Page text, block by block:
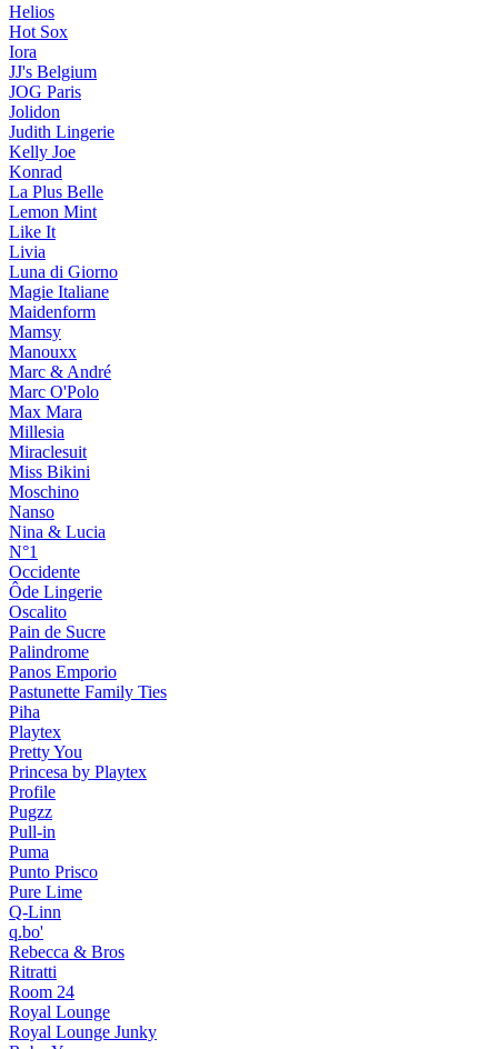
Helios
Hot Sox
Iora
JJ's Belgium
JOG Paris
Jolidon
Judith Lingerie
Kelly Joe
Konrad
La Plus Belle
Lemon Mint
Like It
Livia
Luna di Giorno
Magie Italiane
Maidenform
Mamsy
Manouxx
Marc & André
Marc O'Polo
Max Mara
Millesia
Miraclesuit
Miss Bikini
Moschino
Nanso
Nina & Lucia
N°1
Occidente
Ôde Lingerie
Oscalito
Pain de Sucre
Palindrome
Panos Emporio
Pastunette Family Ties
Piha
Playtex
Pretty You
Princesa by Playtex
Profile
Pugzz
Pull-in
Puma
Punto Prisco
Pure Lime
Q-Linn
q.bo'
Rebecca & Bros
Ritratti
Room 24
Royal Lounge
Royal Lounge Junky